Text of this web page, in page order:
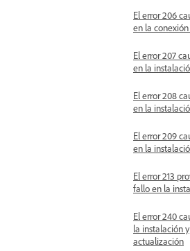
El error 206
en la
El error 207
en la
El error 208
en la
El error 209
en la
El error 213
fallo en la
El error 240
la instalación y
actualización